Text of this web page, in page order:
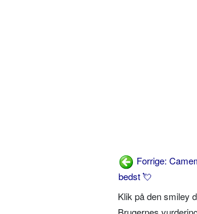
Forrige:
bedst 💘
Klik på den smiley